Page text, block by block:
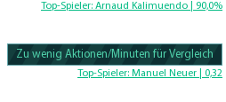
Top-Spieler: Arnaud Kalimuendo | 90,0%
100.56497175141% Complete
Zu wenig Aktionen/Minuten für Vergleich
Top-Spieler: Manuel Neuer | 0,32